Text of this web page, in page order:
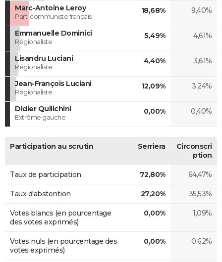
Marc-Antoine Leroy
Parti communiste français
18,68% 9,40%
Emmanuelle Dominici
Régionaliste
5,49% 4,61%
Lisandru Luciani
Régionaliste
4,40% 3,61%
Jean-François Luciani
Régionaliste
12,09% 3,24%
Didier Quilichini
Extrême gauche
0,00% 0,40%
Participation au scrutin Serriera
Circonscri
ption
Taux de participation 72,80% 64,47%
Taux d'abstention 27,20% 35,53%
Votes blancs (en pourcentage
des votes exprimés)
0,00% 1,09%
Votes nuls (en pourcentage des
votes exprimés)
0,00% 0,62%